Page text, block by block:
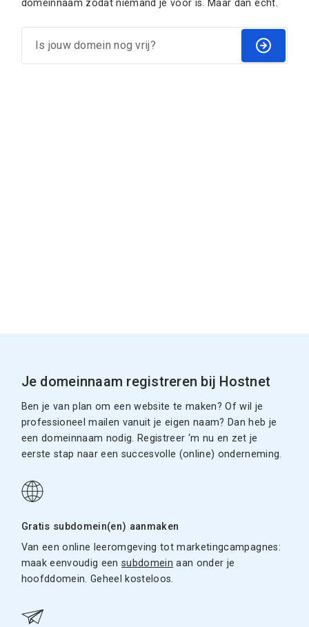
domeinnaam zodat niemand je voor is. Maar dan echt.
Je domeinnaam registreren bij Hostnet
Ben je van plan om een website te maken? Of wil je
professioneel mailen vanuit je eigen naam? Dan heb je
een domeinnaam nodig. Registreer ‘m nu en zet je
eerste stap naar een succesvolle (online) onderneming.
Gratis subdomein(en) aanmaken
Van een online leeromgeving tot marketingcampagnes:
maak eenvoudig eensubdomein aan onder je
hoofddomein. Geheel kosteloos.